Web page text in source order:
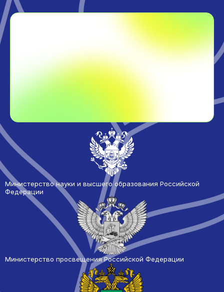
Министерство науки и высшего образования Российской
Федерации
Министерство просвещения Российской Федерации